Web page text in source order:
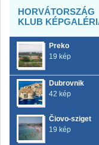
HORVÁTORSZÁG
KLUB
Preko
19 kép
Dubrovnik
42 kép
Čiovo-sziget
19 kép